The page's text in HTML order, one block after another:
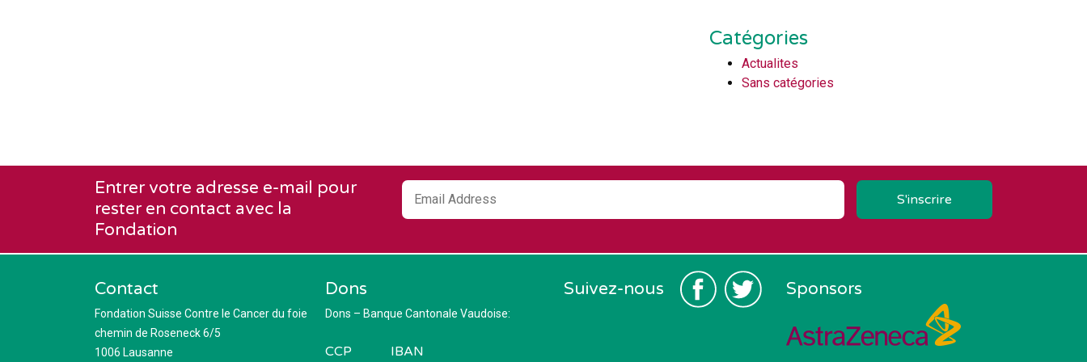
Catégories
Actualites
Sans catégories
Entrer votre adresse e-mail pour
rester en contact avec la
Fondation
Contact
Fondation Suisse Contre le Cancer du foie
chemin de Roseneck 6/5
1006 Lausanne
Dons
Dons – Banque Cantonale Vaudoise:
CCP IBAN
Suivez-nous Sponsors